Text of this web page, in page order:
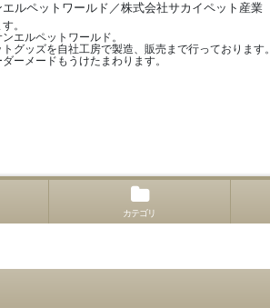
ルペットワールド／株式会社サカイペット産業
。
エルペットワールド。
グッズを自社工房で製造、販売まで行っております。
ーメードもうけたまわります。
カテゴリ